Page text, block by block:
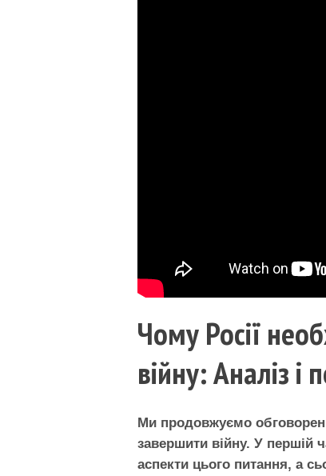
Чому Росії
війну: Аналіз і
Ми продовжуємо
завершити війну. У першій
аспекти цього питання, а